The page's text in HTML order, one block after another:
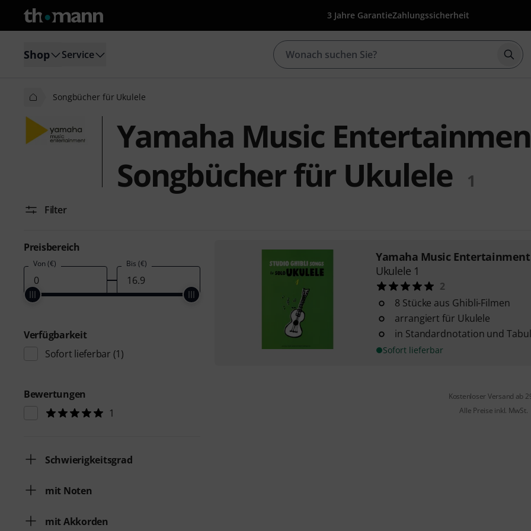
3 Jahre GarantieZahlungssicherheit
Shop Service
Songbücher für Ukulele
Yamaha Music
Songbücher für Ukulele
1
Filter
Preisbereich
Von (€) Bis (€)
Verfügbarkeit
Sofort lieferbar (1)
Bewertungen
1
Schwierigkeitsgrad
mit Noten
mit Akkorden
Yamaha Music Entertainment
Ukulele 1
2
8 Stücke aus Ghibli-Filmen
arrangiert für Ukulele
in Standardnotation und
Sofort lieferbar
Kostenloser Versand ab
Alle Preise inkl. MwSt.